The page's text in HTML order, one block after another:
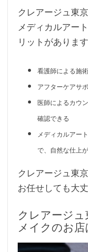
クレアージュ東
メディカルアー
リットがあります
看護師による施
アフターケアサ
医師によるカウ
確認できる
メディカルアー
で、自然な仕上
クレアージュ東
お任せしても大
クレアージ
メイクのお